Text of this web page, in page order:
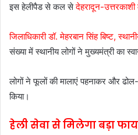
इस हेलीपैड से कल सेदेहरादून-
जिलाधिकारी डॉ. मेहरबान सिंह बिष्ट,
संख्या में स्थानीय लोगों ने मुख्यमंत्री का
लोगों ने फूलों की मालाएं पहनाकर और
किया।
हेली सेवा से मिलेगा बड़ा